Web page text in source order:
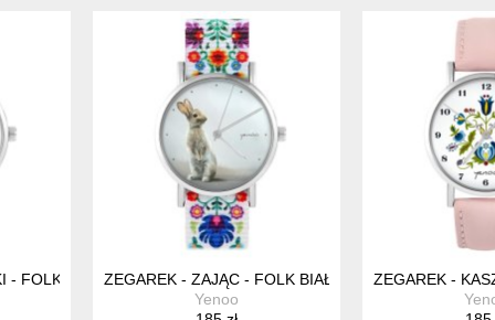
- FOLK CZARNY, NYLONOWY
ZEGAREK - ZAJĄC - FOLK BIAŁY, NYLONOWY
Yenoo
ZEGAREK -